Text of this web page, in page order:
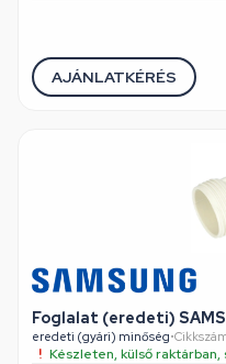
AJÁNLATKÉRÉS
Foglalat (eredeti)
eredeti (gyári) minőség•
Készleten, külső raktárban,